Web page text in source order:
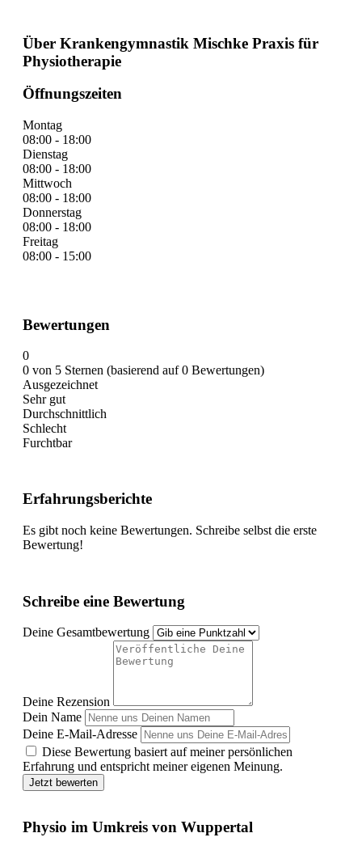
Über Krankengymnastik Mischke Praxis für
Physiotherapie
Öffnungszeiten
Montag
08:00 - 18:00
Dienstag
08:00 - 18:00
Mittwoch
08:00 - 18:00
Donnerstag
08:00 - 18:00
Freitag
08:00 - 15:00
Bewertungen
0
0 von 5 Sternen (basierend auf 0 Bewertungen)
Ausgezeichnet
Sehr gut
Durchschnittlich
Schlecht
Furchtbar
Erfahrungsberichte
Es gibt noch keine Bewertungen. Schreibe selbst die erste
Bewertung!
Schreibe eine Bewertung
Deine Gesamtbewertung
Deine Rezension
Dein Name
Deine E-Mail-Adresse
Diese Bewertung basiert auf meiner persönlichen
Erfahrung und entspricht meiner eigenen Meinung.
Jetzt bewerten
Physio im Umkreis von Wuppertal